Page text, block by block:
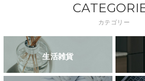
カテゴリー
生活雑貨